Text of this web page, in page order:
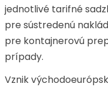
jednotlivé tarifné
pre sústredenú
pre kontajnerovú
prípady.
Vznik